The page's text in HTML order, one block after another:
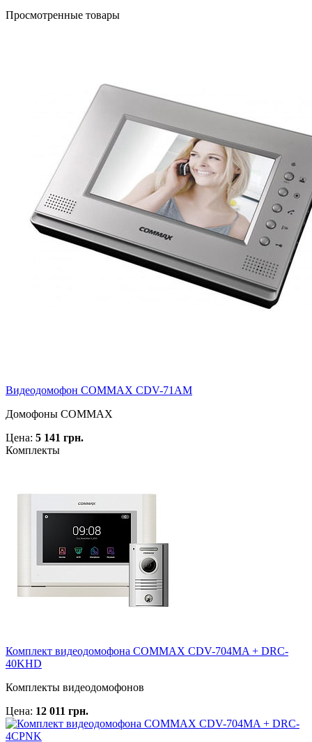
Просмотренные товары
Видеодомофон COMMAX CDV-71AM
Домофоны COMMAX
Цена: 5 141 грн.
Комплекты
Комплект видеодомофона COMMAX CDV-704MA + DRC-
40KHD
Комплекты видеодомофонов
Цена: 12 011 грн.